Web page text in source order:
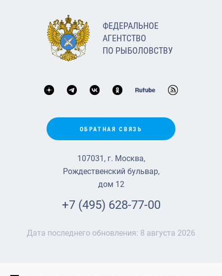
ФЕДЕРАЛЬНОЕ
АГЕНТСТВО
ПО РЫБОЛОВСТВУ
ОБРАТНАЯ СВЯЗЬ
107031, г. Москва,
Рождественский бульвар,
дом 12
+7 (495) 628-77-00
Дата последнего обновления: 8 августа 2026